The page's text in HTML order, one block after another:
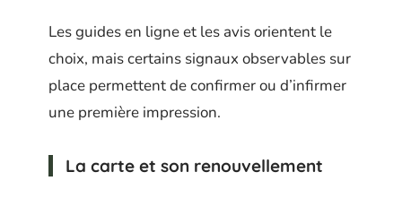
Les guides en ligne et les avis orientent le
choix, mais certains signaux observables sur
place permettent de confirmer ou d’infirmer
une première impression.
La carte et son renouvellement